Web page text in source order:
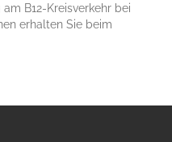
B12-Kreisverkehr bei
erhalten Sie beim